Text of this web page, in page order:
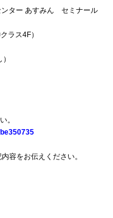
ンター あすみん セミナール
ス4F）
。
容をお伝えください。